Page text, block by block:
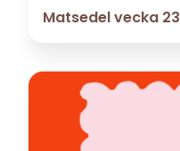
Matsedel vecka 23